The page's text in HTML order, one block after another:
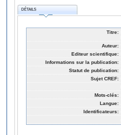
DÉTAILS
Titre:
Auteur:
Editeur scientifique:
Informations sur la publication:
Statut de publication:
Sujet CREF:
Mots-clés:
Langue:
Identificateurs: